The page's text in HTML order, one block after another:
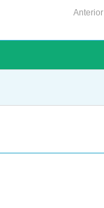
Anterior